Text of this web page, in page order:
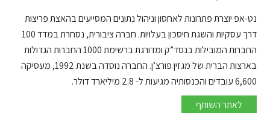
נט-אפ יוצרת פתרונות לאחסון וניהול נתונים המסייעים בהאצת פריצות
דרך עסקיות והשגת חיסכון בעלויות. חברה ציבורית, נסחרת במדד 100
החברות המובילות בנסד”ק ומדורגת ברשימת 1000 החברות הגדולות
בארצות הברית של מגזין פורצ’ן. החברה נוסדה בשנת 1992, מעסיקה
6,600 עובדים והכנסותיה מגיעות ל- 2.8 מיליארד דולר.
לאתר השותף